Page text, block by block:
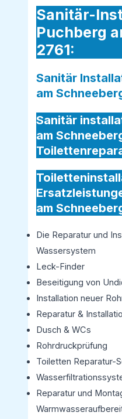
Sanitär-
Puchberg
2761:
Sanitär
am
Sanitär
am
am
Die Reparatur und
Wassersystem
Leck-Finder
Beseitigung von
Installation neuer
Reparatur &
Dusch & WCs
Rohrdruckprüfung
Toiletten Reparatur-
Reparatur und